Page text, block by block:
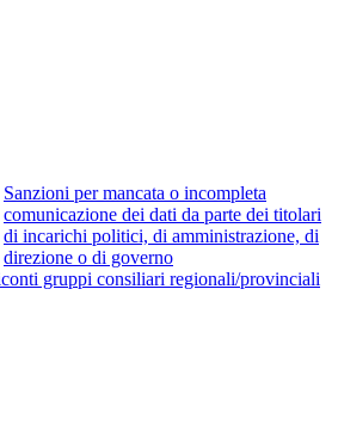
Sanzioni per mancata o incompleta
comunicazione dei dati da parte dei titolari
di incarichi politici, di amministrazione, di
direzione o di governo
gruppi consiliari regionali/provinciali